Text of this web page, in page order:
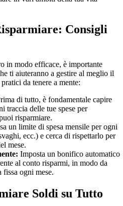
Consigli
in modo efficace, è importante
ti aiuteranno a gestire al meglio il
da tenere a mente:
di tutto, è fondamentale capire
traccia delle tue spese per
risparmiare.
un limite di spesa mensile per ogni
ecc.) e cerca di rispettarlo per
mese.
Imposta un bonifico automatico
al conto risparmi, in modo da
fissa ogni mese.
Soldi su Tutto